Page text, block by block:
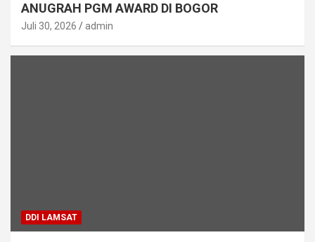
ANUGRAH PGM AWARD DI BOGOR
Juli 30, 2026 admin
DDI LAMSAT